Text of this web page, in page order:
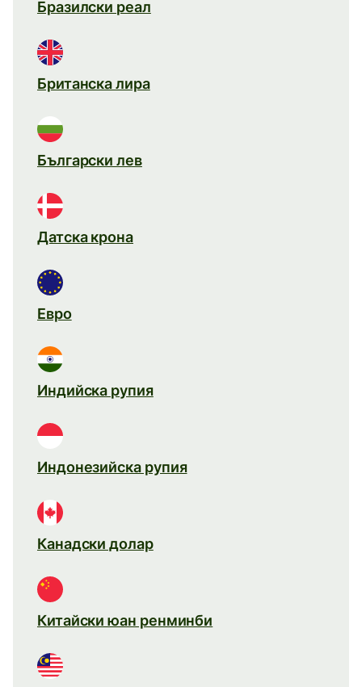
Бразилски реал
Британска лира
Български лев
Датска крона
Евро
Индийска рупия
Индонезийска рупия
Канадски долар
Китайски юан ренминби